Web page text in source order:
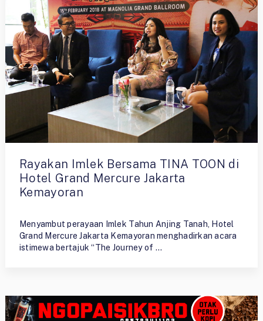
Rayakan Imlek Bersama TINA TOON di
Hotel Grand Mercure Jakarta
Kemayoran
Menyambut perayaan Imlek Tahun Anjing Tanah, Hotel
Grand Mercure Jakarta Kemayoran menghadirkan acara
istimewa bertajuk “The Journey of …